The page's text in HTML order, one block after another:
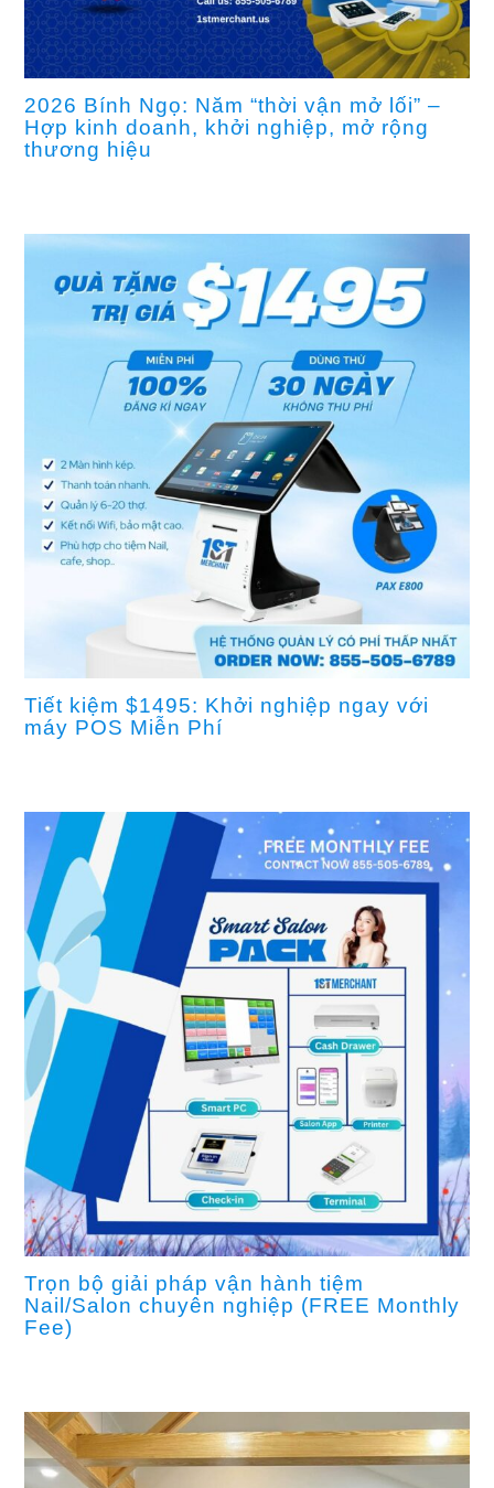
2026 Bính Ngọ: Năm “thời vận mở lối” –
Hợp kinh doanh, khởi nghiệp, mở rộng
thương hiệu
Tiết kiệm $1495: Khởi nghiệp ngay với
máy POS Miễn Phí
Trọn bộ giải pháp vận hành tiệm
Nail/Salon chuyên nghiệp (FREE Monthly
Fee)